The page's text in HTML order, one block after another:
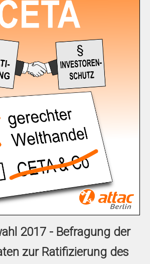
2017 - Befragung der
zur Ratifizierung des